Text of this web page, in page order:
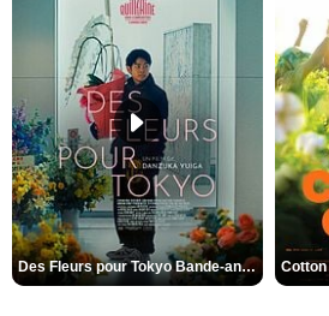
Des Fleurs pour Tokyo Bande-annonce VO STFR